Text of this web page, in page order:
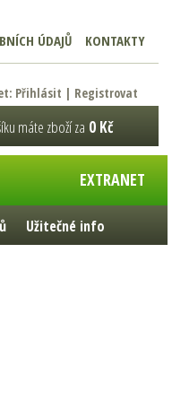
ÚDAJŮ KONTAKTY
Přihlásit | Registrovat
máte zboží za 0 Kč
EXTRANET
Užitečné info